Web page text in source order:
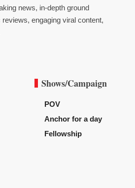
news, in-depth ground
engaging viral content,
Shows/Campaign
POV
Anchor for a day
Fellowship